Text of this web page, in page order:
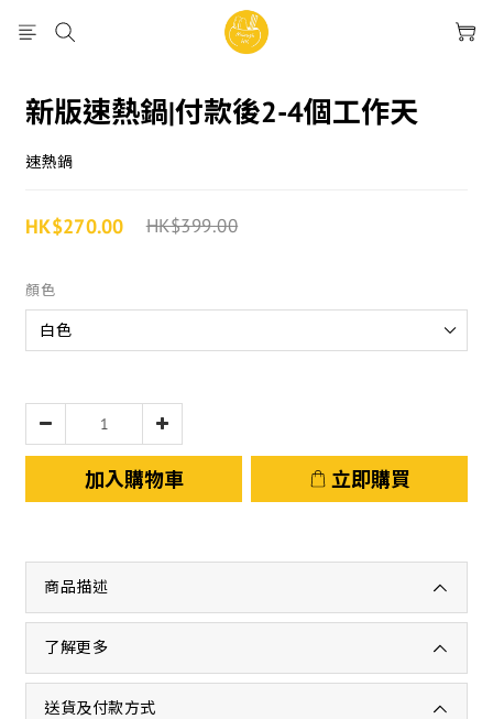
新版速熱鍋|付款後2-4個工作天
速熱鍋
HK$270.00 HK$399.00
顏色
加入購物車 立即購買
商品描述
了解更多
送貨及付款方式